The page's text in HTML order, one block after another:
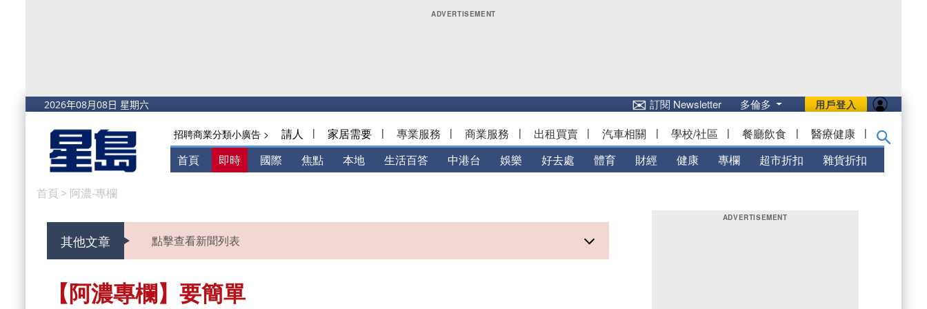
用戶登入
✉訂閱 Newsletter 多倫多
招聘商業分類小廣告 > 請人 | 家居需要 | 專業服務 | 商業服務 | 出租買賣 | 汽車相關 | 學校/社區 | 餐廳飲食 | 醫療健康 |
首頁 即時 國際 焦點 本地 生活百答 中港台 娛樂 好去處 體育 財經 健康 專欄 超市折扣 雜貨折扣
首頁 > 阿濃-專欄
其他文章 點擊查看新聞列表
【阿濃專欄】要簡單